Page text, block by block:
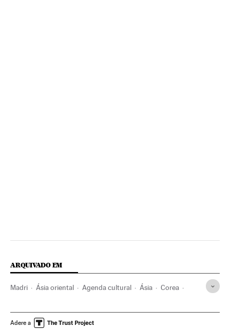
ARQUIVADO EM
Madri Ásia oriental Agenda cultural Ásia Corea
Kim Jong Il Coreia do Norte
Adere a